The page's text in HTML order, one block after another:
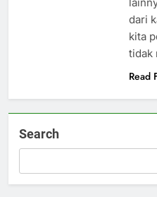
dari
kita
tidak
Read
Search